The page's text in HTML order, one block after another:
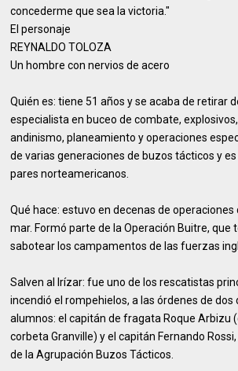
concederme que sea la victoria."
El personaje
REYNALDO TOLOZA
Un hombre con nervios de acero
Quién es: tiene 51 años y se acaba de retirar
especialista en buceo de combate,
andinismo, planeamiento y operaciones
de varias generaciones de buzos tácticos y
pares norteamericanos.
Qué hace: estuvo en decenas de
mar. Formó parte de la Operación Buitre, que
sabotear los campamentos de las fuerzas
Salven al Irízar: fue uno de los rescatistas
incendió el rompehielos, a las órdenes de dos
alumnos: el capitán de fragata Roque Arbizu
corbeta Granville) y el capitán Fernando
de la Agrupación Buzos Tácticos.